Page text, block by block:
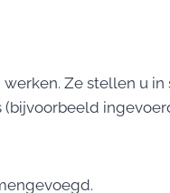
Ze stellen u